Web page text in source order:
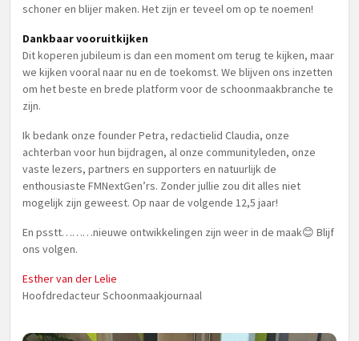
schoner en blijer maken. Het zijn er teveel om op te noemen!
Dankbaar vooruitkijken
Dit koperen jubileum is dan een moment om terug te kijken, maar
we kijken vooral naar nu en de toekomst. We blijven ons inzetten
om het beste en brede platform voor de schoonmaakbranche te
zijn.
Ik bedank onze founder Petra, redactielid Claudia, onze
achterban voor hun bijdragen, al onze communityleden, onze
vaste lezers, partners en supporters en natuurlijk de
enthousiaste FMNextGen’rs. Zonder jullie zou dit alles niet
mogelijk zijn geweest. Op naar de volgende 12,5 jaar!
En psstt………nieuwe ontwikkelingen zijn weer in de maak😊 Blijf
ons volgen.
Esther van der Lelie
Hoofdredacteur Schoonmaakjournaal